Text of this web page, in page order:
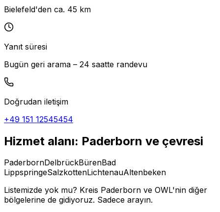
Bielefeld'den ca. 45 km
Yanıt süresi
Bugün geri arama – 24 saatte randevu
Doğrudan iletişim
+49 151 12545454
Hizmet alanı: Paderborn ve çevresi
PaderbornDelbrückBürenBad
LippspringeSalzkottenLichtenauAltenbeken
Listemizde yok mu? Kreis Paderborn ve OWL'nin diğer
bölgelerine de gidiyoruz. Sadece arayın.